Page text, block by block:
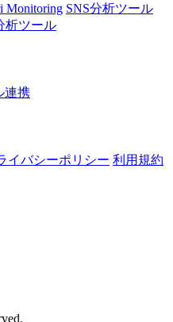
Monitoring SNS分析ツール
析ツール
連携
イバシーポリシー 利用規約